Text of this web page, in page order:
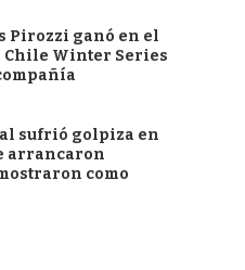
Pirozzi ganó en el
Chile Winter Series
sufrió golpiza en
arrancaron
como